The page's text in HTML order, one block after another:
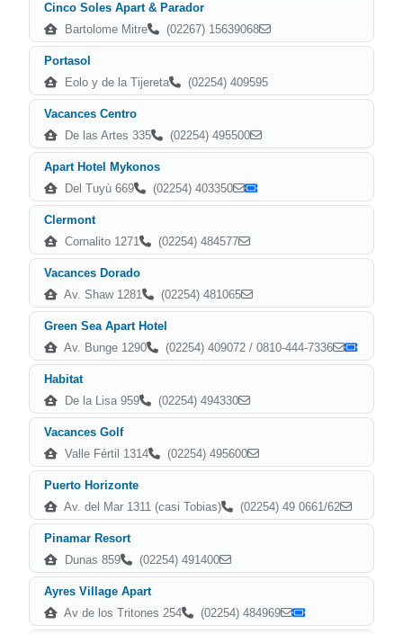
Cinco Soles Apart & Parador
Bartolome Mitre
(02267) 15639068
Portasol
Eolo y de la Tijereta
(02254) 409595
Vacances Centro
De las Artes 335
(02254) 495500
Apart Hotel Mykonos
Del Tuyù 669
(02254) 403350
Clermont
Cornalito 1271
(02254) 484577
Vacances Dorado
Av. Shaw 1281
(02254) 481065
Green Sea Apart Hotel
Av. Bunge 1290
(02254) 409072 / 0810-444-7336
Habitat
De la Lisa 959
(02254) 494330
Vacances Golf
Valle Fértil 1314
(02254) 495600
Puerto Horizonte
Av. del Mar 1311 (casi Tobias)
(02254) 49 0661/62
Pinamar Resort
Dunas 859
(02254) 491400
Ayres Village Apart
Av de los Tritones 254
(02254) 484969